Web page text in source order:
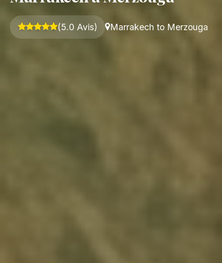
(5.0 Avis) Marrakech to Merzouga